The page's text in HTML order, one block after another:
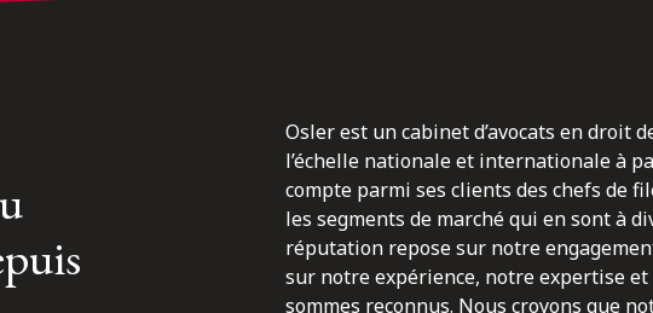
Osler est un cabinet d’avocats en droit
l’échelle nationale et internationale à
compte parmi ses clients des chefs de
les segments de marché qui en sont à
réputation repose sur notre
sur notre expérience, notre expertise
sommes reconnus. Nous croyons que